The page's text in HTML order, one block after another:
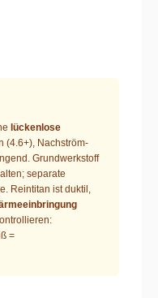
lückenlose
(4.6+), Nachström-
Grundwerkstoff
separate
Reintitan ist duktil,
=